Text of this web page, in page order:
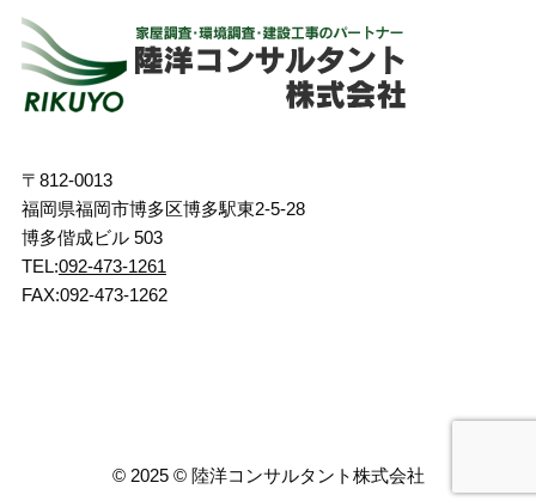
〒812-0013
福岡県福岡市博多区博多駅東2-5-28
博多偕成ビル 503
TEL:092-473-1261
FAX:092-473-1262
©2025 ©︎ 陸洋コンサルタント株式会社